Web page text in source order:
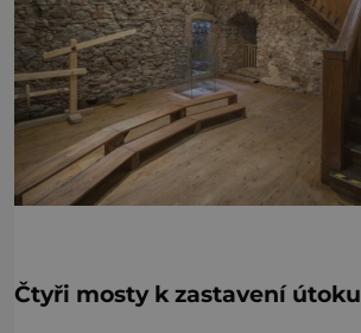
Čtyři mosty k zastavení útoku